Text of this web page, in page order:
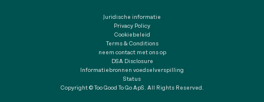
Juridische informatie
Privacy Policy
Cookiebeleid
Terms & Conditions
neem contact met ons op
DSA Disclosure
Informatiebronnen voedselverspilling
Status
Copyright © Too Good To Go ApS. All Rights Reserved.